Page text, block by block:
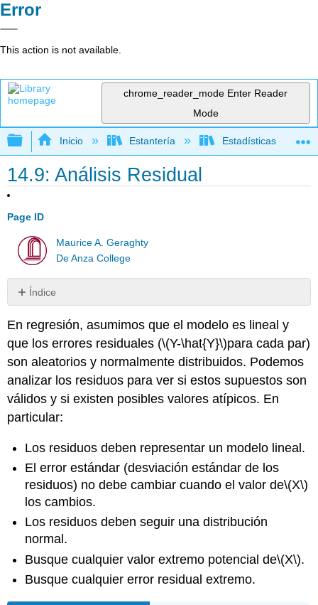
Error
This action is not available.
chrome_reader_mode Enter Reader
Mode
Expandir/contraer jerarquía global
Inicio Estantería Estadísticas
14.9: Análisis Residual
Page ID
Maurice A. Geraghty
De Anza College
Índice
Modelo
A
Ejemplo:
B
Ejemplo:
Modelo
Ejemplo:
Modelo
D
Ejemplo:
Modelo
E
Ejemplo:
F
En regresión, asumimos que el modelo es lineal y
que los errores residuales (\(Y-\hat{Y}\)para cada par)
son aleatorios y normalmente distribuidos. Podemos
analizar los residuos para ver si estos supuestos son
válidos y si existen posibles valores atípicos. En
particular:
Los residuos deben representar un modelo lineal.
El error estándar (desviación estándar de los
residuos) no debe cambiar cuando el valor de\(X\)
los cambios.
Los residuos deben seguir una distribución
normal.
Busque cualquier valor extremo potencial de\(X\).
Busque cualquier error residual extremo.